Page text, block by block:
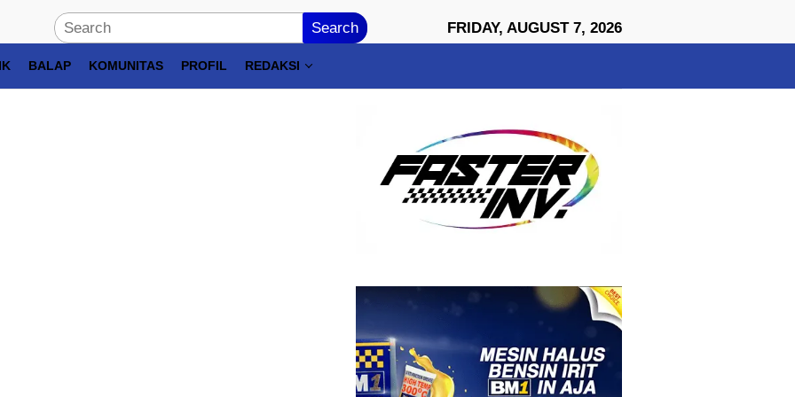
Search FRIDAY, AUGUST 7, 2026
BALAP KOMUNITAS PROFIL REDAKSI